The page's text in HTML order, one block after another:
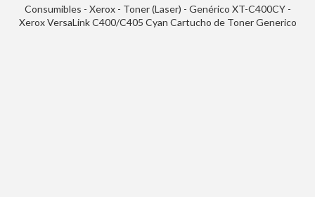
Consumibles - Xerox - Toner (Laser) - Genérico XT-C400CY -
Xerox VersaLink C400/C405 Cyan Cartucho de Toner Generico